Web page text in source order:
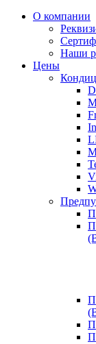
вверх
О компании
Наши
Цены